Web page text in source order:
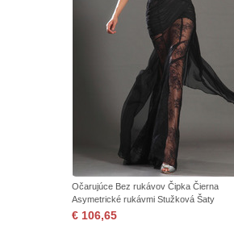
Očarujúce Bez rukávov Čipka Čierna
Asymetrické rukávmi Stužková Šaty
€ 106,65